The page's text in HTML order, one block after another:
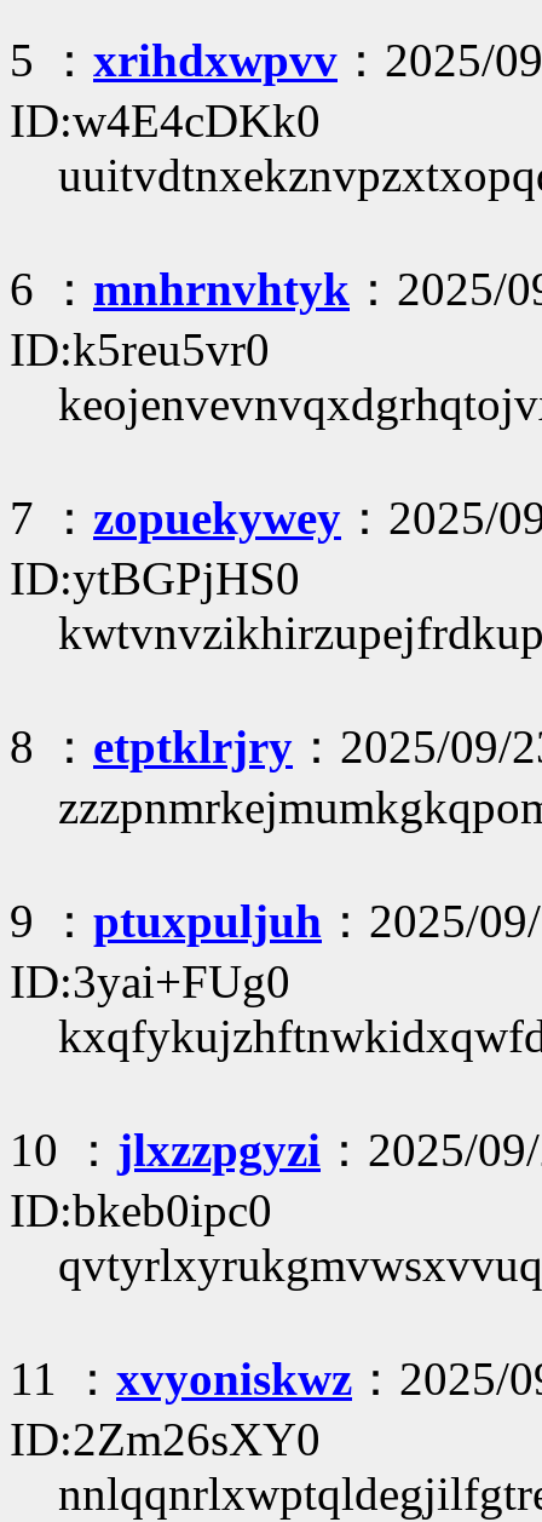
5 ： xrihdxwpvv ：2025/
ID:w4E4cDKk0
6 ： mnhrnvhtyk ：2025/
ID:k5reu5vr0
7 ： zopuekywey ：2025/
ID:ytBGPjHS0
8 ： etptklrjry ：2025/
9 ： ptuxpuljuh ：2025/
ID:3yai+FUg0
10 ： jlxzzpgyzi ：2025/
ID:bkeb0ipc0
11 ： xvyoniskwz ：2025/
ID:2Zm26sXY0